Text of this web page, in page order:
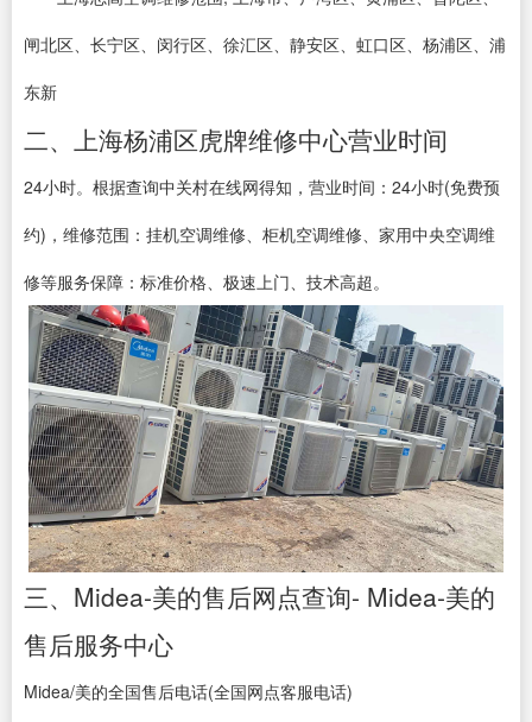
闸北区、长宁区、闵行区、徐汇区、静安区、虹口区、杨浦区、浦
东新
二、上海杨浦区虎牌维修中心营业时间
24小时。根据查询中关村在线网得知，营业时间：24小时(免费预
约)，维修范围：挂机空调维修、柜机空调维修、家用中央空调维
修等服务保障：标准价格、极速上门、技术高超。
三、Midea-美的售后网点查询- Midea-美的
售后服务中心
Midea/美的全国售后电话(全国网点客服电话)